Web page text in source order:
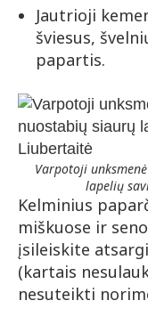
Jautrioji
šviesus,
papartis.
Varpotoji
lapelių
Kelminius
miškuose ir
įsileiskite
(kartais
nesuteikti